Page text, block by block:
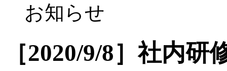
お知らせ
［2020/9/8］社内